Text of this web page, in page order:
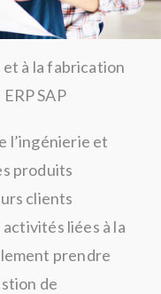
à la fabrication
SAP
l’ingénierie et
produits
clients
liées à la
prendre
de